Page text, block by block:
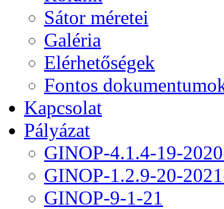
Sátor méretei
Galéria
Elérhetőségek
Fontos
Kapcsolat
Pályázat
GINOP-4.1.4-19-
GINOP-1.2.9-20-
GINOP-9-1-21